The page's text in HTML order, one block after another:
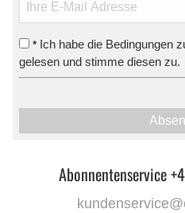
* Ich habe die Bedingungen
gelesen und stimme diesen zu.
Abonnentenservice